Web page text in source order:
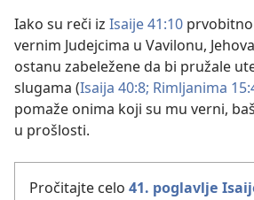
Iako su reči iz Isaije 41:10
vernim Judejcima u Vavilonu,
ostanu zabeležene da bi pružale
slugama (Isaija 40:8; Rimljanima
pomaže onima koji su mu verni,
u prošlosti.
Pročitajte celo 41. poglavlje